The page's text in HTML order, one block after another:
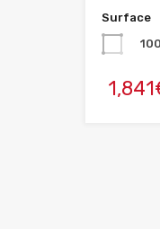
Surface
100